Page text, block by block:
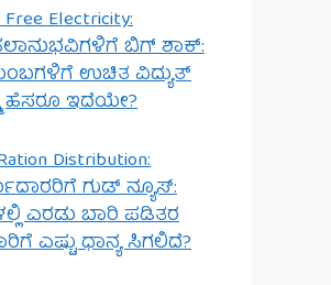
Electricity:
ಬಿಗ್ ಶಾಕ್:
ಉಚಿತ ವಿದ್ಯುತ್
ಹೆಸರೂ ಇದೆಯೇ?
Distribution:
ಗುಡ್ ನ್ಯೂಸ್:
ಎರಡು ಬಾರಿ ಪಡಿತರ
ಎಷ್ಟು ಧಾನ್ಯ ಸಿಗಲಿದೆ?